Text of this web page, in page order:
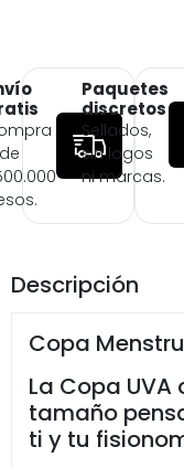
Paquetes
discretos
Sellados,
sin logos
ni marcas.
Descripción
Copa
La Copa
tamaño
ti y tu